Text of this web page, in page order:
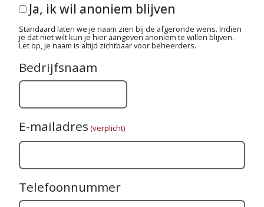
Ja, ik wil anoniem blijven
Standaard laten we je naam zien bij de afgeronde wens. Indien
je dat niet wilt kun je hier aangeven anoniem te willen blijven.
Let op, je naam is altijd zichtbaar voor beheerders.
Bedrijfsnaam
E-mailadres (verplicht)
Telefoonnummer